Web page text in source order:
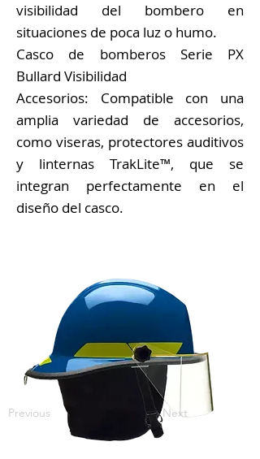
visibilidad del bombero en
situaciones de poca luz o humo.
Casco de bomberos Serie PX
Bullard Visibilidad
Accesorios: Compatible con una
amplia variedad de accesorios,
como viseras, protectores auditivos
y linternas TrakLite™, que se
integran perfectamente en el
diseño del casco.
Previous Next